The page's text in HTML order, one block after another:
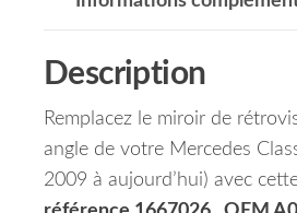
Description
Remplacez le miroir de
angle de votre Mercedes
2009 à aujourd’hui) avec